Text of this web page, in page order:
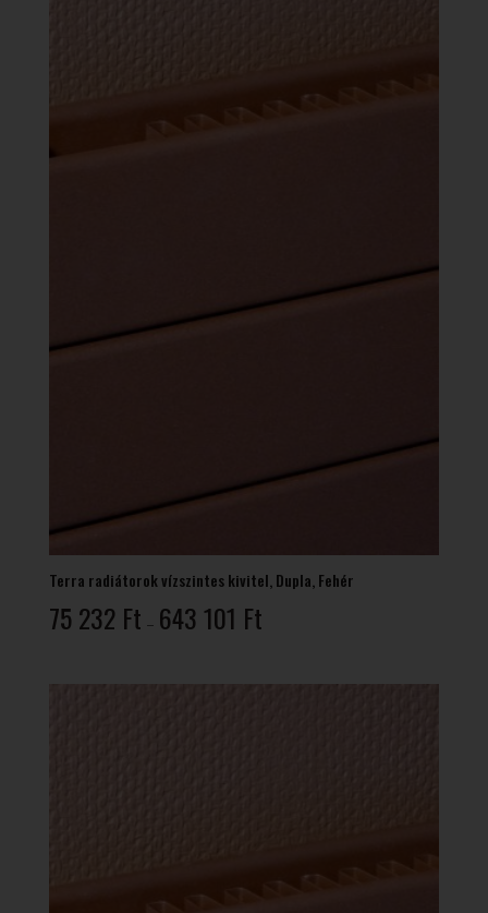
Terra radiátorok vízszintes kivitel, Dupla, Fehér
75 232 Ft – 643 101 Ft75